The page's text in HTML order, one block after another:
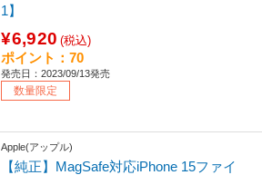
1】
¥6,920 (税込)
ポイント：70
発売日：2023/09/13発売
数量限定
Apple(アップル)
【純正】MagSafe対応iPhone 15ファイ